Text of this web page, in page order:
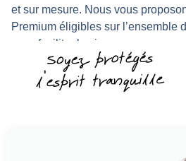
et sur mesure. Nous vous
Premium éligibles sur l’ensemble
vous faciliter la vie.